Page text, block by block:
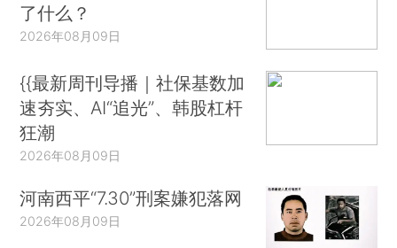
了什么？
2026年08月09日
{{最新周刊导播｜社保基数加
速夯实、AI“追光”、韩股杠杆
狂潮
2026年08月09日
河南西平“7.30”刑案嫌犯落网
2026年08月09日